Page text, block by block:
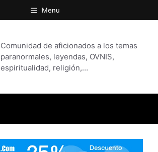
Menu
Comunidad de aficionados a los temas
paranormales, leyendas, OVNIS,
espiritualidad, religión,…